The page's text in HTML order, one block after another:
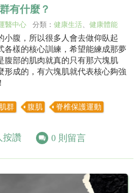
有什麼？
醫中心 分類： 健康生活、 健康體能
小腹，所以很多人會去做仰臥起
各樣的核心訓練，希望能練成那夢
腹部的肌肉就真的只有那六塊肌
形成的，有六塊肌就代表核心夠強
群 腹肌
脊椎保護運動
按讚 0 則留言